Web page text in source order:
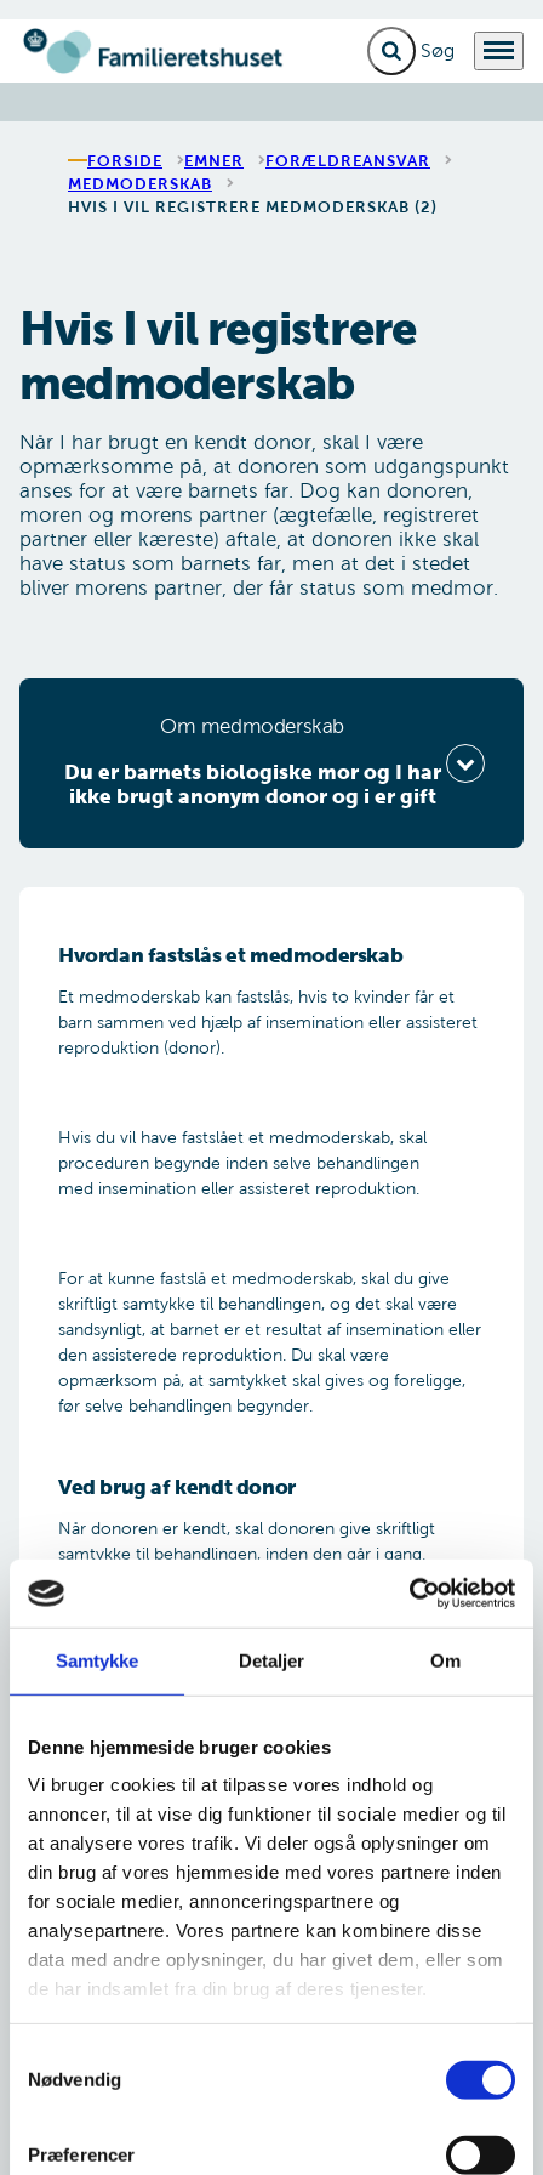
Samtykke Detaljer Om
Denne hjemmeside bruger cookies
Vi bruger cookies til at tilpasse vores indhold og
annoncer, til at vise dig funktioner til sociale medier og til
at analysere vores trafik. Vi deler også oplysninger om
din brug af vores hjemmeside med vores partnere inden
for sociale medier, annonceringspartnere og
analysepartnere. Vores partnere kan kombinere disse
data med andre oplysninger, du har givet dem, eller som
de har indsamlet fra din brug af deres tjenester.
Nødvendig
Præferencer
Gå til forsiden Fold søgefelt ud
Menu
FORSIDE EMNER
FORÆLDREANSVAR
MEDMODERSKAB
HVIS I VIL REGISTRERE MEDMODERSKAB (2)
Hvis I vil registrere
medmoderskab
Når I har brugt en kendt donor, skal I være
opmærksomme på, at donoren som udgangspunkt
anses for at være barnets far. Dog kan donoren,
moren og morens partner (ægtefælle, registreret
partner eller kæreste) aftale, at donoren ikke skal
have status som barnets far, men at det i stedet
bliver morens partner, der får status som medmor.
Om medmoderskab
Du er bar­nets bi­o­lo­giske mor og I har
ik­ke brugt ano­nym do­nor og i er gift
Er du barnets biologiske mor?
Ja
Hvordan fastslås et medmoderskab
Et medmoderskab kan fastslås, hvis to kvinder får et
barn sammen ved hjælp af insemination eller assisteret
reproduktion (donor).
Hvis du vil have fastslået et medmoderskab, skal
proceduren begynde inden selve behandlingen
med insemination eller assisteret reproduktion.
For at kunne fastslå et medmoderskab, skal du give
skriftligt samtykke til behandlingen, og det skal være
sandsynligt, at barnet er et resultat af insemination eller
den assisterede reproduktion. Du skal være
opmærksom på, at samtykket skal gives og foreligge,
før selve behandlingen begynder.
Ved brug af kendt donor
Når donoren er kendt, skal donoren give skriftligt
samtykke til behandlingen, inden den går i gang.
sundhedsperson eller under en sundhedspersons
ansvar, skal sundhedspersonen kvittere på blanketten.
regi.
Hvis behandlingen ikke er sket med en autoriseret
sundhedsperson eller under en sundhedspersons
ansvar, skal Familieretshuset kvittere på blanketten.
Hvad skal I udfylde, inden I går i gang
Inden behandling med assisteret reproduktion går i
gang, skal du og din partner udfylde blanket til
Når I har udfyldt og underskrevet blanketten, skal den